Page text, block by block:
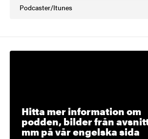
Podcaster/Itunes
(Extern länk)
Hitta mer information om
podden, bilder från
mm på vår engelska sida